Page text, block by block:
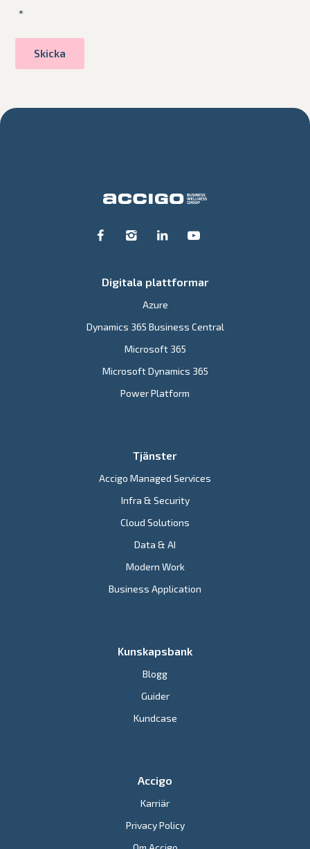
*
Digitala plattformar
Azure
Dynamics 365 Business Central
Microsoft 365
Microsoft Dynamics 365
Power Platform
Tjänster
Accigo Managed Services
Infra & Security
Cloud Solutions
Data & AI
Modern Work
Business Application
Kunskapsbank
Blogg
Guider
Kundcase
Accigo
Karriär
Privacy Policy